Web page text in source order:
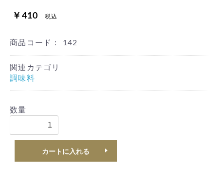
￥410 税込
商品コード： 142
関連カテゴリ
調味料
数量
カートに入れる